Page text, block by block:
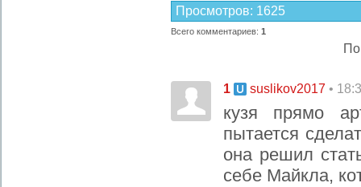
Просмотров: 1625
Всего комментариев: 1
1 suslikov2017 •
кузя прямо
пытается
она решил
себе Майкла,